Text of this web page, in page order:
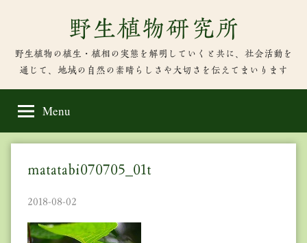
content
野生植物研究所
野生植物の植生・植相の実態を解明していくと共に、社会活動を
通じて、地域の自然の素晴らしさや大切さを伝えてまいります
Menu
matatabi070705_01t
2018-08-02